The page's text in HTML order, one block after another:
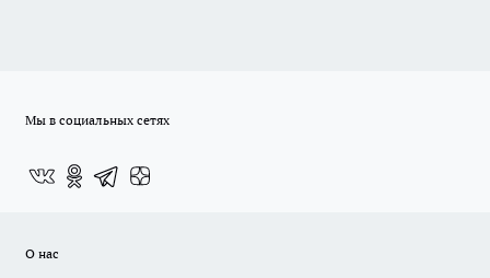
Мы в социальных сетях
О нас